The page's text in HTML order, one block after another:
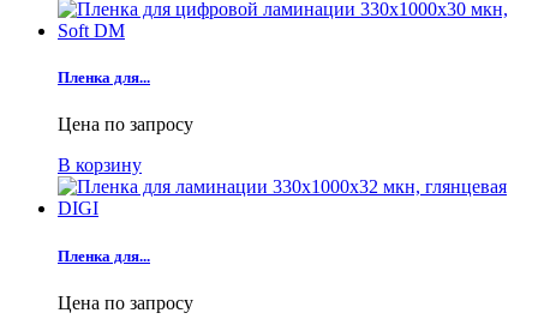
Пленка для...
Цена по запросу
В корзину
Пленка для...
Цена по запросу